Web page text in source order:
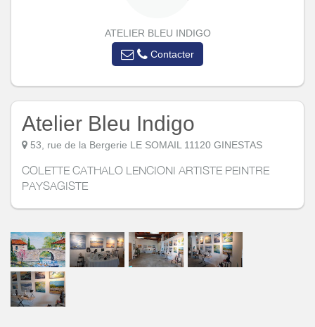
ATELIER BLEU INDIGO
Contacter
Atelier Bleu Indigo
53, rue de la Bergerie LE SOMAIL 11120 GINESTAS
COLETTE CATHALO LENCIONI ARTISTE PEINTRE
PAYSAGISTE